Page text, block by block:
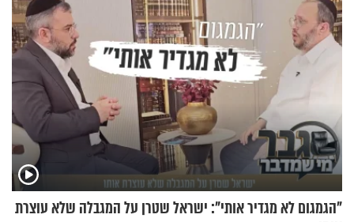
"הגמגום לא מגדיר אותי": ישראל שטרן על המגבלה שלא עוצרת